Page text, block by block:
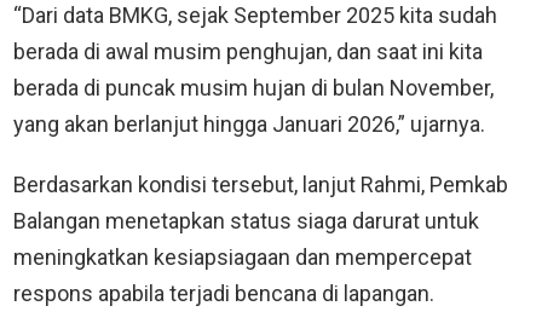
“Dari data BMKG, sejak September 2025 kita sudah
berada di awal musim penghujan, dan saat ini kita
berada di puncak musim hujan di bulan November,
yang akan berlanjut hingga Januari 2026,” ujarnya.
Berdasarkan kondisi tersebut, lanjut Rahmi, Pemkab
Balangan menetapkan status siaga darurat untuk
meningkatkan kesiapsiagaan dan mempercepat
respons apabila terjadi bencana di lapangan.